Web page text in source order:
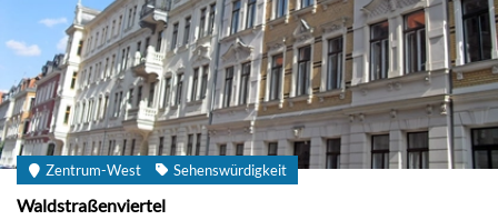
Zentrum-West Sehenswürdigkeit
Waldstraßenviertel